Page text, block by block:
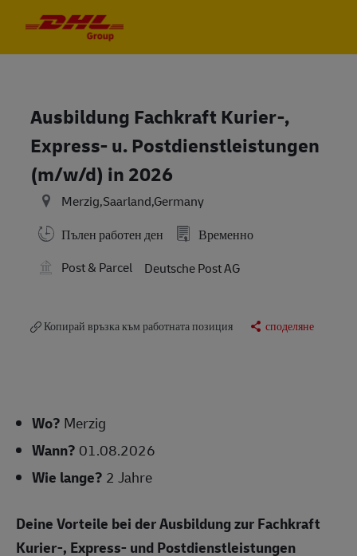
Ausbildung Fachkraft Kurier-,
Express- u. Postdienstleistungen
(m/w/d) in 2026
Merzig,Saarland,Germany
Пълен работен ден
Временно
Post & Parcel
Deutsche Post AG
Копирай връзка към работната позиция споделяне
Wo? Merzig
Wann? 01.08.2026
Wie lange? 2 Jahre
Deine Vorteile bei der Ausbildung zur Fachkraft
Kurier-, Express- und Postdienstleistungen